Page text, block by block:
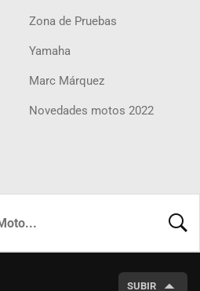
Zona de Pruebas
Yamaha
Marc Márquez
Novedades motos 2022
SUBIR